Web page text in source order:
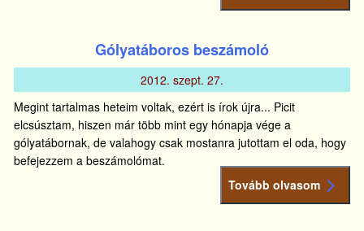
Gólyatáboros beszámoló
2012. szept. 27.
Megint tartalmas heteim voltak, ezért is írok újra... Picit
elcsúsztam, hiszen már több mint egy hónapja vége a
gólyatábornak, de valahogy csak mostanra jutottam el oda, hogy
befejezzem a beszámolómat.
Tovább olvasom